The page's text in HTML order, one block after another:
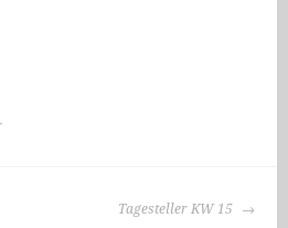
Tagesteller KW 15